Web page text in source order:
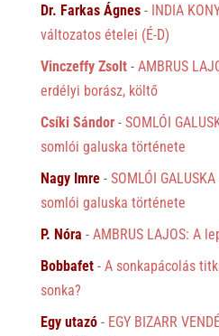
Dr. Farkas Ágnes- INDIA
változatos ételei (É-D)
Vinczeffy Zsolt- AMBRUS
erdélyi borász, költő
Csíki Sándor- SOMLÓI
somlói galuska története
Nagy Imre- SOMLÓI
somlói galuska története
P. Nóra - AMBRUS LAJOS: A
Bobbafet- A sonkapácolás
sonka?
Egy utazó- EGY BIZARR